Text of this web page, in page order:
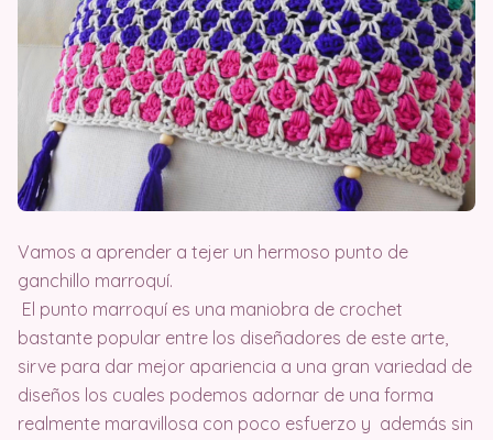
Vamos a aprender a tejer un hermoso punto de
ganchillo marroquí.
El punto marroquí es una maniobra de crochet
bastante popular entre los diseñadores de este arte,
sirve para dar mejor apariencia a una gran variedad de
diseños los cuales podemos adornar de una forma
realmente maravillosa con poco esfuerzo y además sin